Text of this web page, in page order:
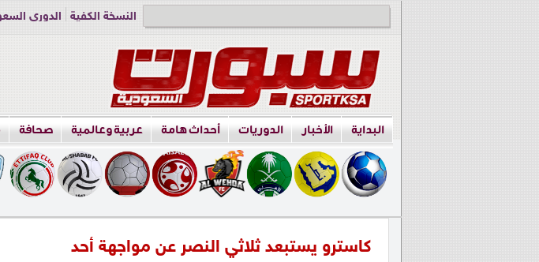
النسخة الكفية الدوري
البداية الأخبار الدوريات أحداث هامة عربية وعالمية صحافة
كاسترو يستبعد ثلاثي النصر عن مواجهة أحد